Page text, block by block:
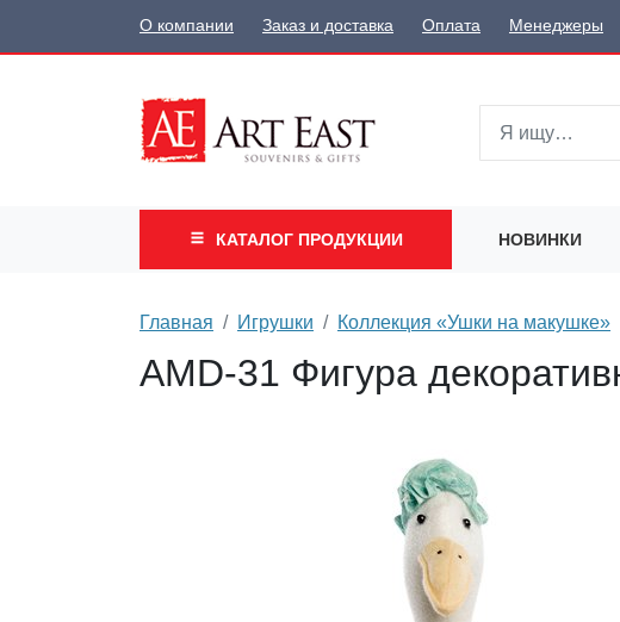
О компании Заказ и доставка Оплата Менеджеры
КАТАЛОГ ПРОДУКЦИИ НОВИНКИ
Главная Игрушки Коллекция «Ушки на макушке»
AMD-31 Фигура